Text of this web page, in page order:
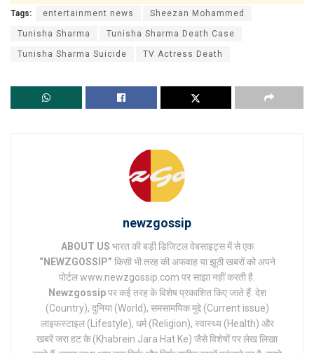
Tags: entertainment news Sheezan Mohammed
Tunisha Sharma Tunisha Sharma Death Case
Tunisha Sharma Suicide TV Actress Death
newzgossip
ABOUT US भारत की बड़ी डिजिटल वेबसाइट्स में से एक
“NEWZGOSSIP” किसी भी तरह की अफवाह या झूठी खबरों को अपने
पोर्टल www.newzgossip.com पर साझा नहीं करती है.
Newzgossipपर कई तरह के विशेष प्रकाशित किए जाते हैं. देश
(Country), दुनिया (World), समसामयिक मुद्दे (Current issue)
लाइफस्टाइल (Lifestyle), धर्म (Religion), स्वास्थ्य (Health) और
खबरें जरा हट के (Khabrein Jara Hat Ke) जैसे विशेषों पर लेख लिखा